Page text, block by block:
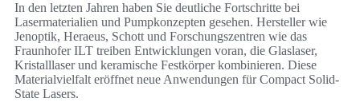
In den letzten Jahren haben Sie deutliche Fortschritte bei
Lasermaterialien und Pumpkonzepten gesehen. Hersteller wie
Jenoptik, Heraeus, Schott und Forschungszentren wie das
Fraunhofer ILT treiben Entwicklungen voran, die Glaslaser,
Kristalllaser und keramische Festkörper kombinieren. Diese
Materialvielfalt eröffnet neue Anwendungen für Compact Solid-
State Lasers.